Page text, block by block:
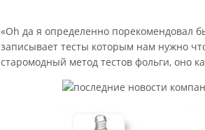
«Oh да я определенно порекомендовал
записывает тесты которым нам нужно
старомодный метод тестов фольги, оно